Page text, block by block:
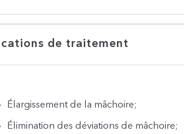
de traitement
Élargissement de la mâchoire;
Élimination des déviations de mâchoire;